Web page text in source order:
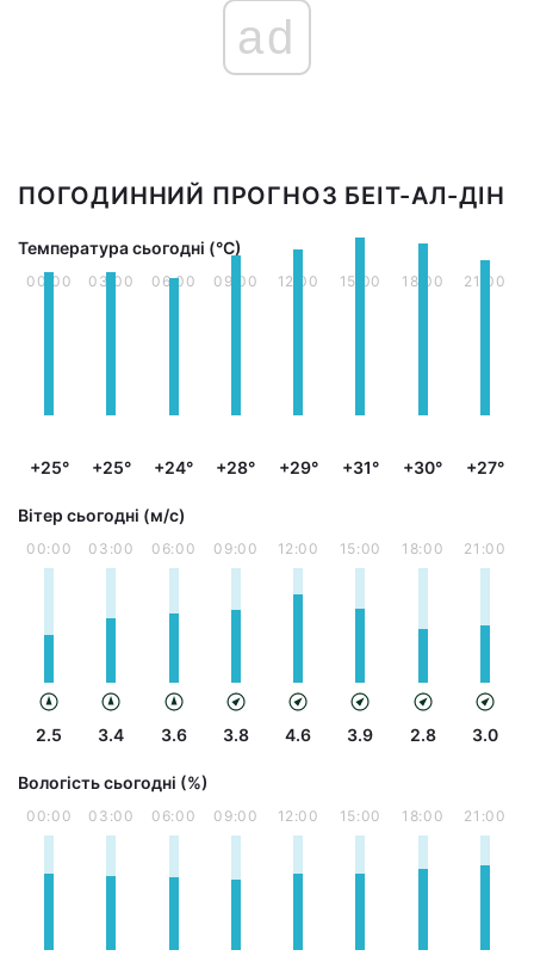
ad
ПОГОДИННИЙ ПРОГНОЗ БЕІТ-АЛ-ДІН
Температура сьогодні (°С)
00:00
+25°
03:00
+25°
06:00
+24°
09:00
+28°
12:00
+29°
15:00
+31°
18:00
+30°
21:00
+27°
Вітер сьогодні (м/с)
00:00
2.5
03:00
3.4
06:00
3.6
09:00
3.8
12:00
4.6
15:00
3.9
18:00
2.8
21:00
3.0
Вологість сьогодні (%)
00:00 03:00 06:00 09:00 12:00 15:00 18:00 21:00